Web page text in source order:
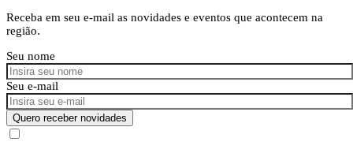
Receba em seu e-mail as novidades e eventos que acontecem na
região.
Seu nome
Seu e-mail
Quero receber novidades